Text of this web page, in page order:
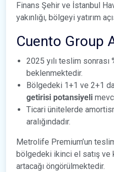
Finans Şehir ve İstanbul
yakınlığı, bölgeyi yatırım
Cuento Group
2025 yılı teslim sonrası
beklenmektedir.
Bölgedeki 1+1 ve 2+1
getirisi potansiyeli
Ticari ünitelerde
aralığındadır.
Metrolife Premium’un
bölgedeki ikinci el satış ve
artacağı öngörülmektedir.